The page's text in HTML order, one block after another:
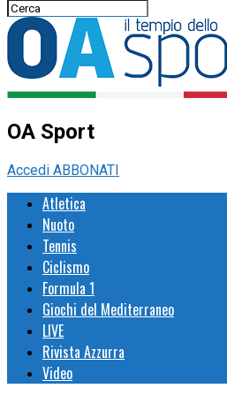
OA Sport
Accedi ABBONATI
Atletica
Nuoto
Tennis
Ciclismo
Formula 1
Giochi del Mediterraneo
LIVE
Rivista Azzurra
Video